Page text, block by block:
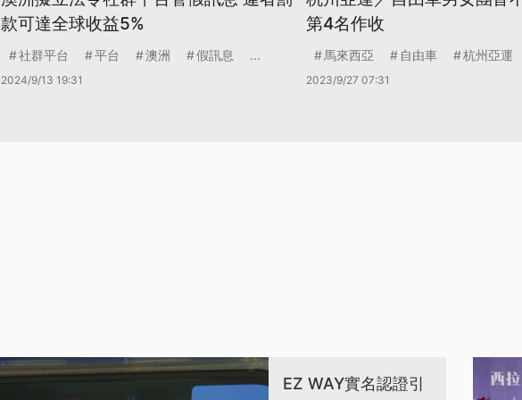
款可達全球收益5%
社群平台 平台 澳洲 假訊息 ...
2024/9/13 19:31
第4名作收
馬來西亞 自由車 杭州亞運
2023/9/27 07:31
EZ WAY實名認證引